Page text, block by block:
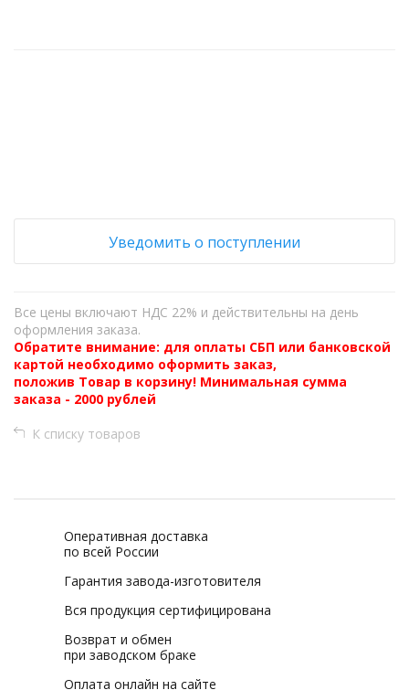
Уведомить о поступлении
Все цены включают НДС 22% и действительны на день
оформления заказа.
Обратите внимание: для оплаты СБП или банковской
картой необходимо оформить заказ,
положив Товар в корзину! Минимальная сумма
заказа - 2000 рублей
К списку товаров
Оперативная доставка
по всей России
Гарантия завода-изготовителя
Вся продукция сертифицирована
Возврат и обмен
при заводском браке
Оплата онлайн на сайте